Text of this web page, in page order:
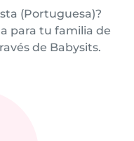
(Portuguesa)?
para tu familia de
de Babysits.